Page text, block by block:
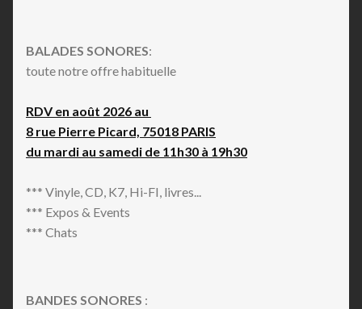
BALADES SONORES:
toute notre offre habituelle
RDV en août 2026 au
8 rue Pierre Picard, 75018 PARIS
du mardi au samedi de 11h30 à 19h30
*** Vinyle, CD, K7, Hi-FI, livres...
*** Expos & Events
*** Chats
BANDES SONORES :